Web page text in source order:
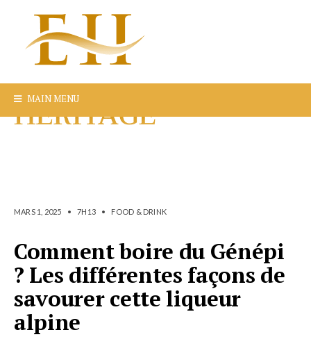
MAIN MENU
MARS 1, 2025 • 7H13 • FOOD & DRINK
Comment boire du Génépi
? Les différentes façons de
savourer cette liqueur
alpine